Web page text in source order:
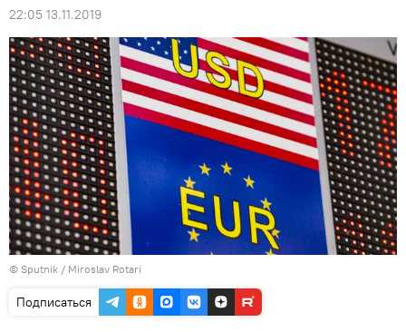
22:05 13.11.2019
© Sputnik / Miroslav Rotari
Подписаться